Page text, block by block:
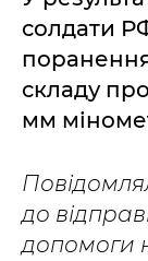
солдати
складу
мм
до
допомоги